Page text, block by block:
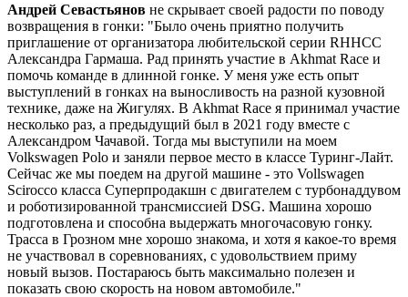
Андрей Севастьянов не скрывает своей радости по поводу
возвращения в гонки: "Было очень приятно получить
приглашение от организатора любительской серии RHHCC
Александра Гармаша. Рад принять участие в Akhmat Race и
помочь команде в длинной гонке. У меня уже есть опыт
выступлений в гонках на выносливость на разной кузовной
технике, даже на Жигулях. В Akhmat Race я принимал участие
несколько раз, а предыдущий был в 2021 году вместе с
Александром Чачавой. Тогда мы выступили на моем
Volkswagen Polo и заняли первое место в классе Туринг-Лайт.
Сейчас же мы поедем на другой машине - это Vollswagen
Scirocco класса Суперпродакшн с двигателем с турбонаддувом
и роботизированной трансмиссией DSG. Машина хорошо
подготовлена и способна выдержать многочасовую гонку.
Трасса в Грозном мне хорошо знакома, и хотя я какое-то время
не участвовал в соревнованиях, с удовольствием приму
новый вызов. Постараюсь быть максимально полезен и
показать свою скорость на новом автомобиле."